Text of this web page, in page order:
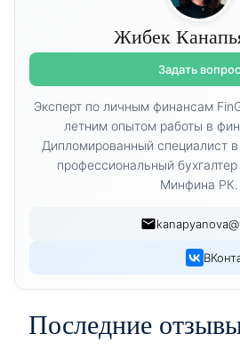
Жибек
Задать вопрос
Эксперт по личным финансам
летним опытом работы в
Дипломированный специалист
профессиональный
Минфина РК.
Последние